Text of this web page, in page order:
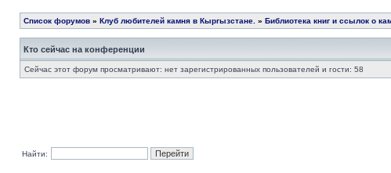
Список форумов » Клуб любителей камня в Кыргызстане. » Библиотека книг и ссылок о
Кто сейчас на конференции
Сейчас этот форум просматривают: нет зарегистрированных пользователей и гости: 58
Найти: